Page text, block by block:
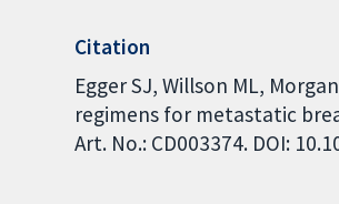
Citation
Egger SJ, Willson ML,
regimens for metastatic
Art. No.: CD003374. DOI: